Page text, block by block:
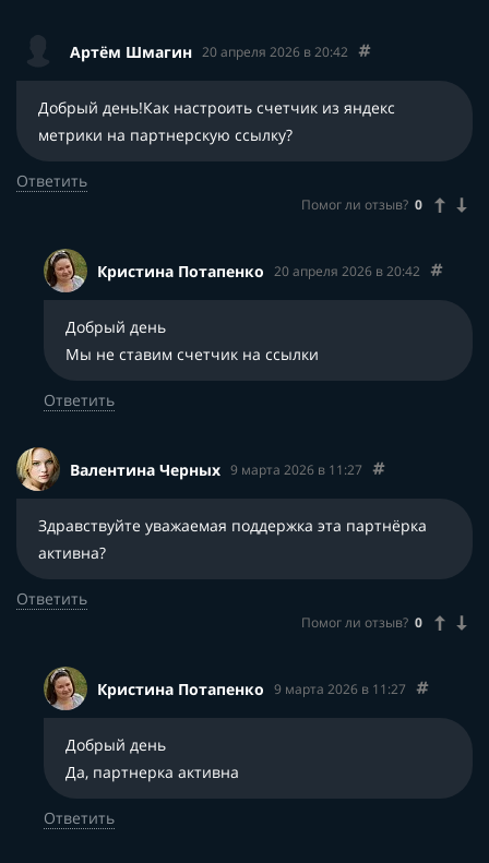
Артём Шмагин 20 апреля 2026 в 20:42
Добрый день!Как настроить счетчик из яндекс
метрики на партнерскую ссылку?
Ответить
Помог ли отзыв? 0
Кристина Потапенко 20 апреля 2026 в 20:42
Добрый день
Мы не ставим счетчик на ссылки
Ответить
Валентина Черных 9 марта 2026 в 11:27
Здравствуйте уважаемая поддержка эта партнёрка
активна?
Ответить
Помог ли отзыв? 0
Кристина Потапенко 9 марта 2026 в 11:27
Добрый день
Да, партнерка активна
Ответить